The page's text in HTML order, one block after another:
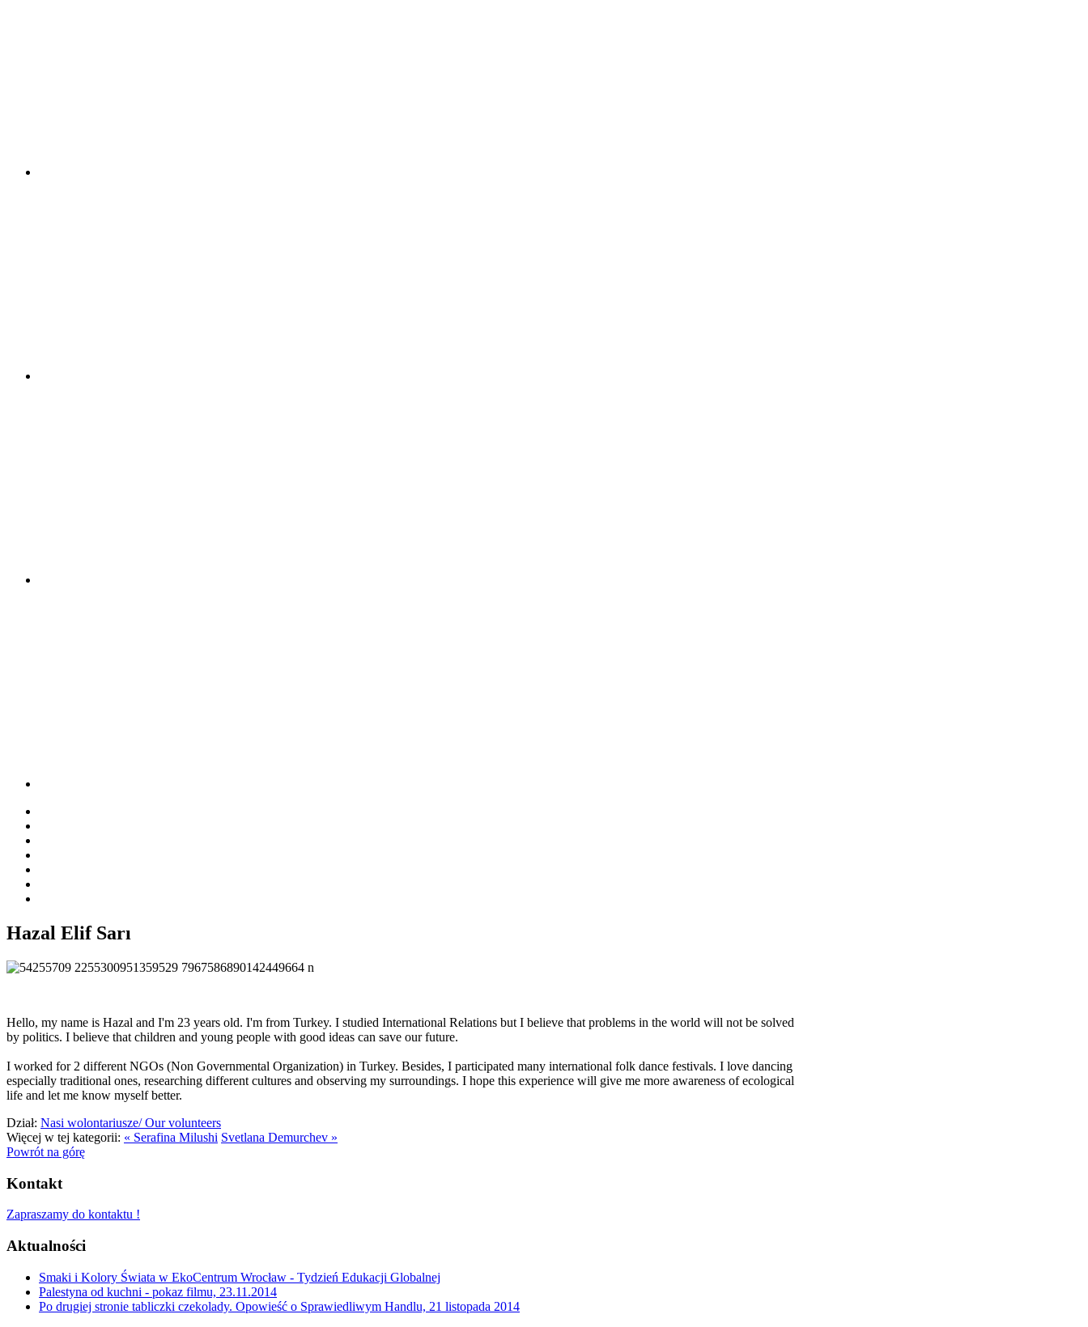
Hazal Elif Sarı
Hello, my name is Hazal and I'm 23 years old. I'm from Turkey. I studied International Relations but I believe that problems in the world will not be solved
by politics. I believe that children and young people with good ideas can save our future.
I worked for 2 different NGOs (Non Governmental Organization) in Turkey. Besides, I participated many international folk dance festivals. I love dancing
especially traditional ones, researching different cultures and observing my surroundings. I hope this experience will give me more awareness of ecological
life and let me know myself better.
Dział: Nasi wolontariusze/ Our volunteers
Więcej w tej kategorii: « Serafina Milushi Svetlana Demurchev »
Powrót na górę
Kontakt
Zapraszamy do kontaktu !
Aktualności
Smaki i Kolory Świata w EkoCentrum Wrocław - Tydzień Edukacji Globalnej
Palestyna od kuchni - pokaz filmu, 23.11.2014
Po drugiej stronie tabliczki czekolady. Opowieść o Sprawiedliwym Handlu, 21 listopada 2014